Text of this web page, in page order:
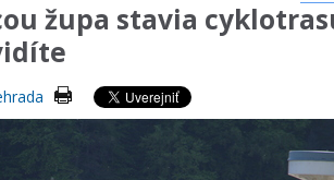
župa stavia